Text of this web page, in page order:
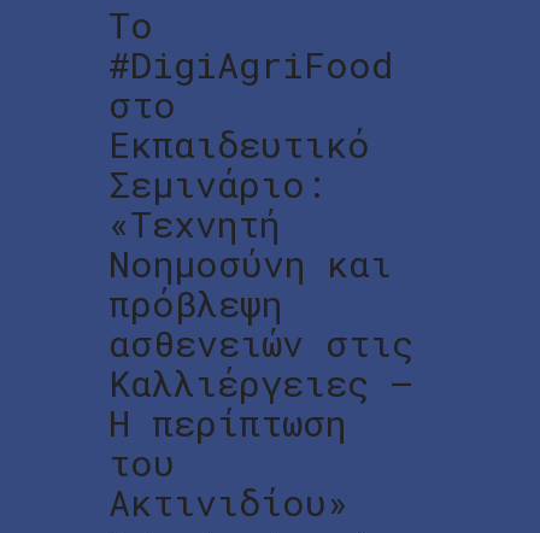
Το
#DigiAgriFood
στο
Εκπαιδευτικό
Σεμινάριο:
«Τεχνητή
Νοημοσύνη και
πρόβλεψη
ασθενειών στις
Καλλιέργειες –
Η περίπτωση
του
Ακτινιδίου»